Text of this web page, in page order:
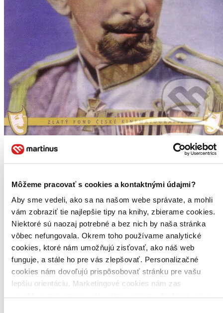
Môžeme pracovať s cookies a kontaktnými údajmi?
Aby sme vedeli, ako sa na našom webe správate, a mohli
vám zobraziť tie najlepšie tipy na knihy, zbierame cookies.
Niektoré sú naozaj potrebné a bez nich by naša stránka
vôbec nefungovala. Okrem toho používame analytické
cookies, ktoré nám umožňujú zisťovať, ako náš web
funguje, a stále ho pre vás zlepšovať. Personalizačné
cookies nám dovoľujú prispôsobovať stránku pre vašu
lepšiu orientáciu. Marketingové cookies nám zas
CZ
Karel Dostal
Antonín Novotný
ďalší
Detektivu Vincenci Babočkovi je přidělována jen podřadná práce.
On sám však touží být slavným jako Nick Carter nebo Sherlock
Holmes. Jednoho dne se však na něj usměje štěstí...
DVD film
Vypredané
Ach, mrzí nás to, z tohto filmu sa už predali všetky kusy a
môžete mať šťastie v niektorých iných obchodoch, ktoré ešte